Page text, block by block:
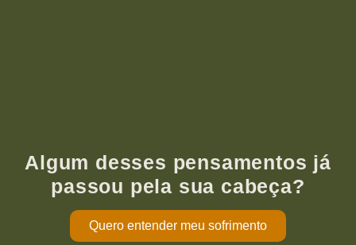
Algum desses pensamentos já
passou pela sua cabeça?
Quero entender meu sofrimento